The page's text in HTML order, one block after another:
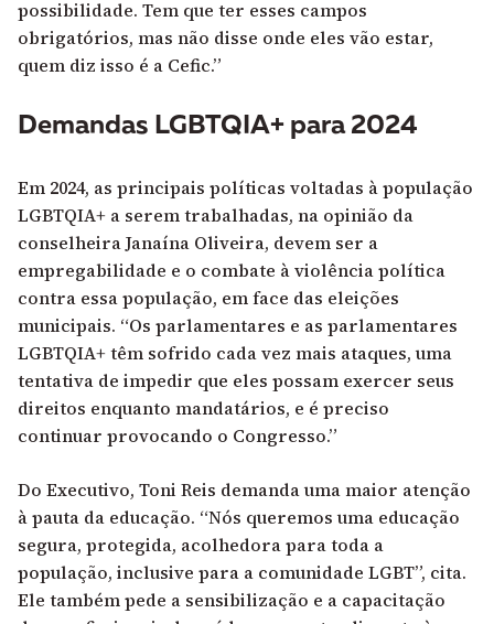
possibilidade. Tem que ter esses campos
obrigatórios, mas não disse onde eles vão estar,
quem diz isso é a Cefic.”
Demandas LGBTQIA+ para 2024
Em 2024, as principais políticas voltadas à população
LGBTQIA+ a serem trabalhadas, na opinião da
conselheira Janaína Oliveira, devem ser a
empregabilidade e o combate à violência política
contra essa população, em face das eleições
municipais. “Os parlamentares e as parlamentares
LGBTQIA+ têm sofrido cada vez mais ataques, uma
tentativa de impedir que eles possam exercer seus
direitos enquanto mandatários, e é preciso
continuar provocando o Congresso.”
Do Executivo, Toni Reis demanda uma maior atenção
à pauta da educação. “Nós queremos uma educação
segura, protegida, acolhedora para toda a
população, inclusive para a comunidade LGBT”, cita.
Ele também pede a sensibilização e a capacitação